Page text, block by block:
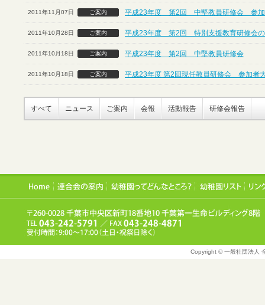
2011年11月07日 ご案内 平成23年度 第2回 中堅教員研修会 参加
2011年10月28日 ご案内 平成23年度 第2回 特別支援教育研修会
2011年10月18日 ご案内 平成23年度 第2回 中堅教員研修会
2011年10月18日 ご案内 平成23年度 第2回現任教員研修会 参加者
すべて ニュース ご案内 会報 活動報告 研修会報告
Copyright © 一般社団法人